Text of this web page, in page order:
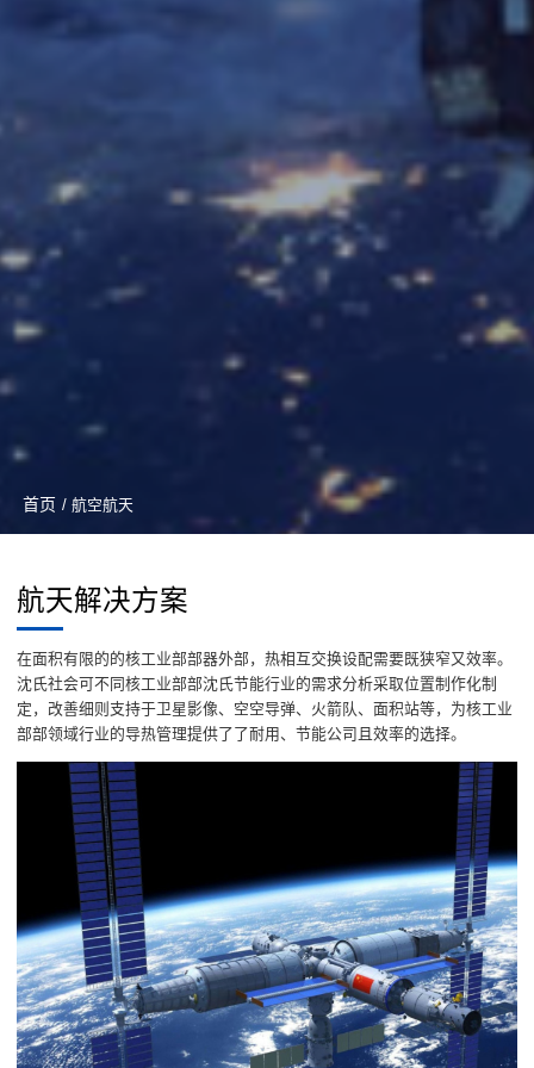
首页 / 航空航天
航天解决方案
在面积有限的的核工业部部器外部，热相互交换设配需要既狭窄又效率。
沈氏社会可不同核工业部部沈氏节能行业的需求分析采取位置制作化制
定，改善细则支持于卫星影像、空空导弹、火箭队、面积站等，为核工业
部部领域行业的导热管理提供了了耐用、节能公司且效率的选择。